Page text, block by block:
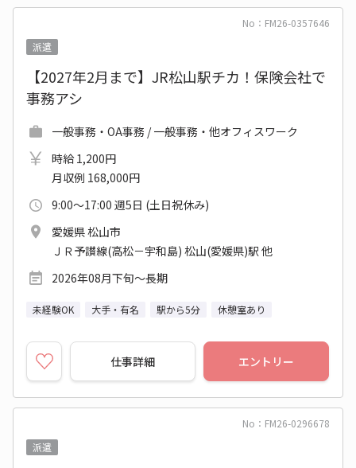
No：FM26-0357646
派遣
【2027年2月まで】JR松山駅チカ！保険会社で
事務アシ
一般事務・OA事務 / 一般事務・他オフィスワーク
時給 1,200円
月収例 168,000円
9:00～17:00 週5日 (土日祝休み)
愛媛県 松山市
ＪＲ予讃線(高松－宇和島) 松山(愛媛県)駅 他
2026年08月下旬～長期
未経験OK 大手・有名 駅から5分 休憩室あり
仕事詳細 エントリー
No：FM26-0296678
派遣